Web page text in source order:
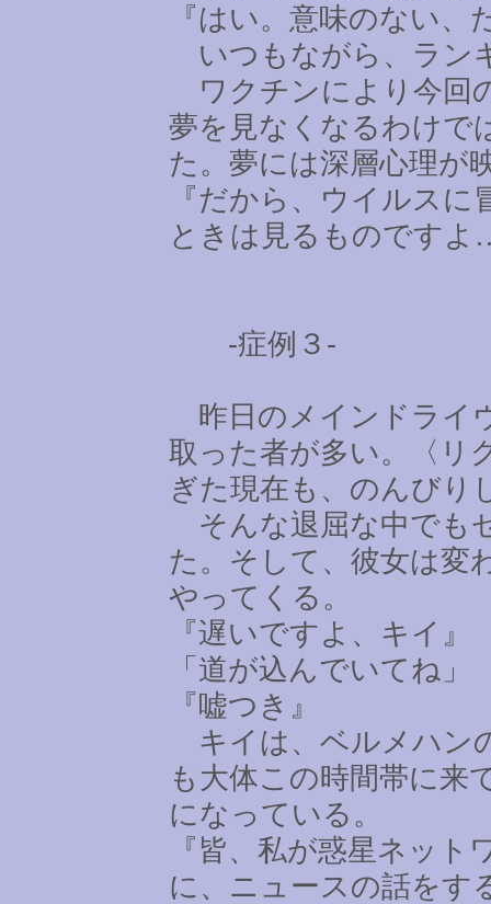
『はい。意味のない、
いつもながら、ラン
ワクチンにより今回
夢を見なくなるわけで
た。夢には深層心理が
『だから、ウイルス
ときは見るものですよ
-症例３-
昨日のメインドライ
取った者が多い。〈リ
ぎた現在も、のんびり
そんな退屈な中でも
た。そして、彼女は変
やってくる。
『遅いですよ、キイ』
「道が込んでいてね」
『嘘つき』
キイは、ベルメハン
も大体この時間帯に来
になっている。
『皆、私が惑星ネッ
に、ニュースの話をす